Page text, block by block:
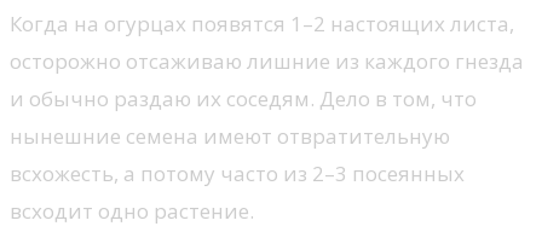
Когда на огурцах появятся 1–2 настоящих листа,
осторожно отсаживаю лишние из каждого гнезда
и обычно раздаю их соседям. Дело в том, что
нынешние семена имеют отвратительную
всхожесть, а потому часто из 2–3 посеянных
всходит одно растение.